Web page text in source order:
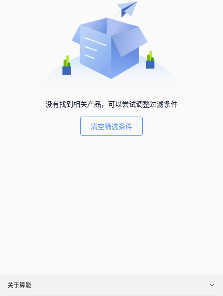
没有找到相关产品，可以尝试调整过滤条件
清空筛选条件
关于算能